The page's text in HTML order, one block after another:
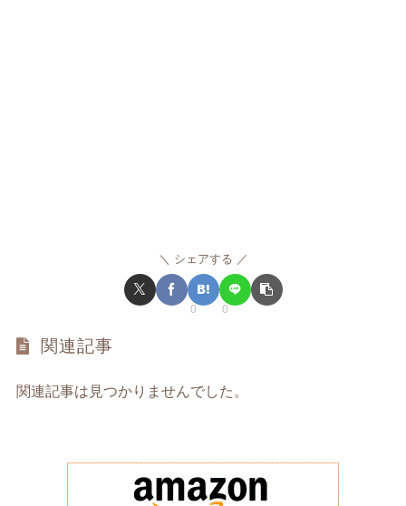
シェアする
0 0
関連記事
関連記事は見つかりませんでした。